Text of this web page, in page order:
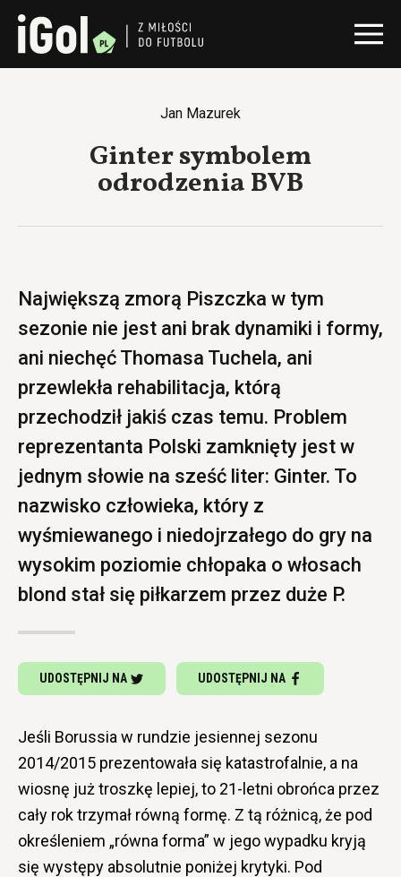
Jan Mazurek
Ginter symbolem
odrodzenia BVB
Największą zmorą Piszczka w tym
sezonie nie jest ani brak dynamiki i formy,
ani niechęć Thomasa Tuchela, ani
przewlekła rehabilitacja, którą
przechodził jakiś czas temu. Problem
reprezentanta Polski zamknięty jest w
jednym słowie na sześć liter: Ginter. To
nazwisko człowieka, który z
wyśmiewanego i niedojrzałego do gry na
wysokim poziomie chłopaka o włosach
blond stał się piłkarzem przez duże P.
UDOSTĘPNIJ NA UDOSTĘPNIJ NA
Jeśli Borussia w rundzie jesiennej sezonu
2014/2015 prezentowała się katastrofalnie, a na
wiosnę już troszkę lepiej, to 21-letni obrońca przez
cały rok trzymał równą formę. Z tą różnicą, że pod
określeniem „równa forma” w jego wypadku kryją
się występy absolutnie poniżej krytyki. Pod